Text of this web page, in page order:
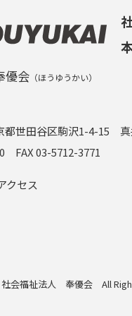
優会 （ほうゆうかい）
世田谷区駒沢1-4-15 真
FAX 03-5712-3771
クセス
会福祉法人 奉優会 All